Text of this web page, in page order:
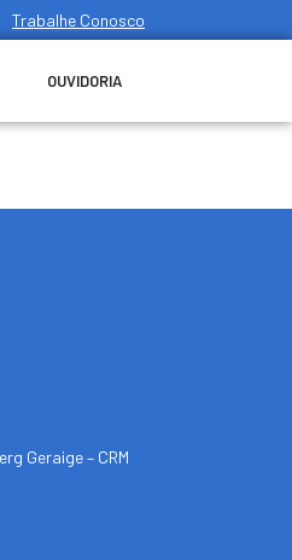
Trabalhe Conosco
OUVIDORIA
Geraige – CRM